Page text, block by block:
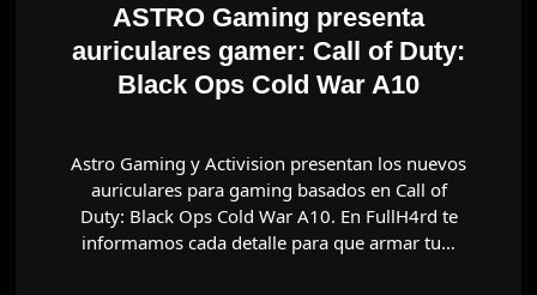
ASTRO Gaming presenta
auriculares gamer: Call of Duty:
Black Ops Cold War A10
Astro Gaming y Activision presentan los nuevos
auriculares para gaming basados en Call of
Duty: Black Ops Cold War A10. En FullH4rd te
informamos cada detalle para que armar tu…